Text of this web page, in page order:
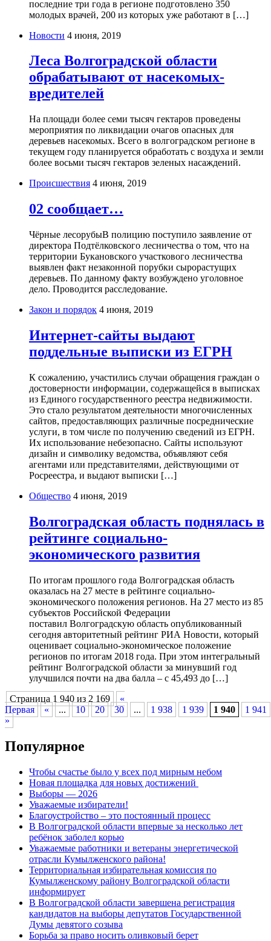
последние три года в регионе подготовлено 350
молодых врачей, 200 из которых уже работают в […]
Новости 4 июня, 2019
Леса Волгоградской области
обрабатывают от насекомых-
вредителей
На площади более семи тысяч гектаров проведены
мероприятия по ликвидации очагов опасных для
деревьев насекомых. Всего в волгоградском регионе в
текущем году планируется обработать с воздуха и земли
более восьми тысяч гектаров зеленых насаждений.
Происшествия 4 июня, 2019
02 сообщает…
Чёрные лесорубыВ полицию поступило заявление от
директора Подтёлковского лесничества о том, что на
территории Букановского участкового лесничества
выявлен факт незаконной порубки сырорастущих
деревьев. По данному факту возбуждено уголовное
дело. Проводится расследование.
Закон и порядок 4 июня, 2019
Интернет-сайты выдают
поддельные выписки из ЕГРН
К сожалению, участились случаи обращения граждан о
достоверности информации, содержащейся в выписках
из Единого государственного реестра недвижимости.
Это стало результатом деятельности многочисленных
сайтов, предоставляющих различные посреднические
услуги, в том числе по получению сведений из ЕГРН.
Их использование небезопасно. Сайты используют
дизайн и символику ведомства, объявляют себя
агентами или представителями, действующими от
Росреестра, и выдают выписки […]
Общество 4 июня, 2019
Волгоградская область поднялась в
рейтинге социально-
экономического развития
По итогам прошлого года Волгоградская область
оказалась на 27 месте в рейтинге социально-
экономического положения регионов. На 27 место из 85
субъектов Российской Федерации
поставил Волгоградскую область опубликованный
сегодня авторитетный рейтинг РИА Новости, который
оценивает социально-экономическое положение
регионов по итогам 2018 года. При этом интегральный
рейтинг Волгоградской области за минувший год
улучшился почти на два балла – с 45,493 до […]
Страница 1 940 из 2 169
«
Первая
« ... 10 20 30 ... 1 938 1 939 1 940
1 941
»
Популярное
Чтобы счастье было у всех под мирным небом
Новая площадка для новых достижений
Выборы — 2026
Уважаемые избиратели!
Благоустройство – это постоянный процесс
В Волгоградской области впервые за несколько лет
ребёнок заболел корью
Уважаемые работники и ветераны энергетической
отрасли Кумылженского района!
Территориальная избирательная комиссия по
Кумылженскому району Волгоградской области
информирует
В Волгоградской области завершена регистрация
кандидатов на выборы депутатов Государственной
Думы девятого созыва
Борьба за право носить оливковый берет